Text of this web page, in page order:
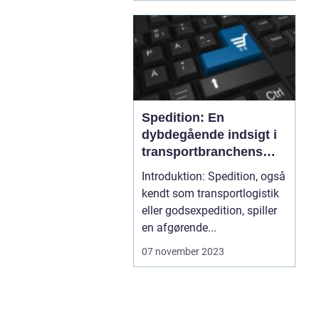
Spedition: En
dybdegående indsigt i
transportbranchens
nøglebegreb
Introduktion: Spedition, også
kendt som transportlogistik
eller godsexpedition, spiller
en afgørende...
07 november 2023